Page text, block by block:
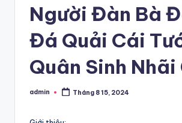
Người Đàn Bà
Đá Quải Cái
Quân Sinh Nhãi
Posted
admin Tháng 8 15, 2024